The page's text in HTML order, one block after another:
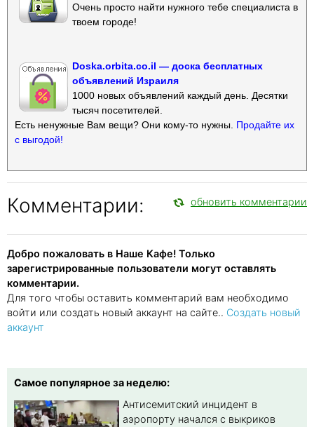
Очень просто найти нужного тебе специалиста в
твоем городе!
Doska.orbita.co.il — доска бесплатных
объявлений Израиля
1000 новых объявлений каждый день. Десятки
тысяч посетителей.
Есть ненужные Вам вещи? Они кому-то нужны. Продайте их
с выгодой!
Комментарии: обновить комментарии
Добро пожаловать в Наше Кафе! Только
зарегистрированные пользователи могут оставлять
комментарии.
Для того чтобы оставить комментарий вам необходимо
войти или создать новый аккаунт на сайте.. Создать новый
аккаунт
Самое популярное за неделю:
Антисемитский инцидент в
аэропорту начался с выкриков